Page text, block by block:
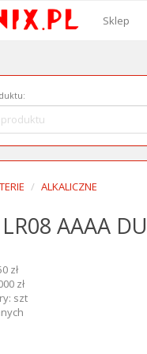
Sklep
ALKALICZNE
AAAA
zł
zł
szt